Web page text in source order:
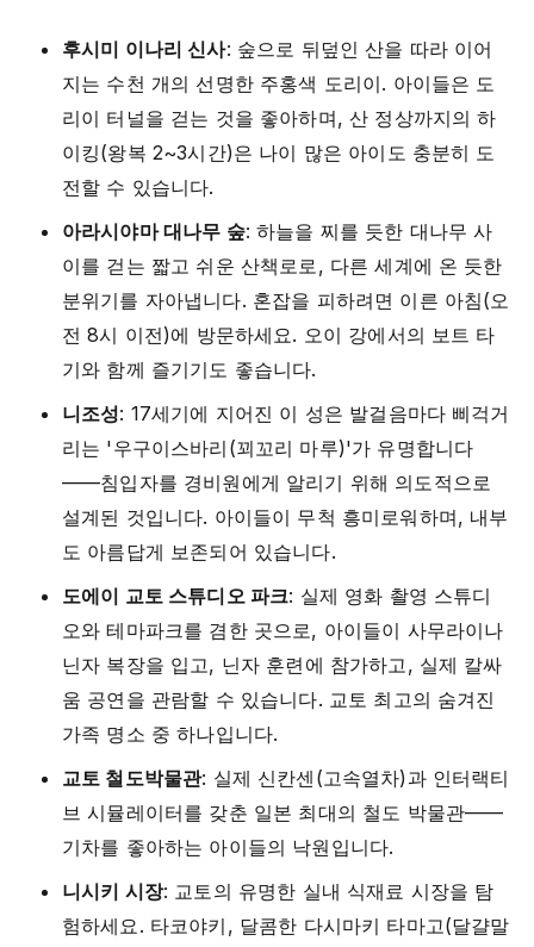
후시미 이나리 신사: 숲으로 뒤덮인 산을 따라 이어
지는 수천 개의 선명한 주홍색 도리이. 아이들은 도
리이 터널을 걷는 것을 좋아하며, 산 정상까지의 하
이킹(왕복 2~3시간)은 나이 많은 아이도 충분히 도
전할 수 있습니다.
아라시야마 대나무 숲: 하늘을 찌를 듯한 대나무 사
이를 걷는 짧고 쉬운 산책로로, 다른 세계에 온 듯한
분위기를 자아냅니다. 혼잡을 피하려면 이른 아침(오
전 8시 이전)에 방문하세요. 오이 강에서의 보트 타
기와 함께 즐기기도 좋습니다.
니조성: 17세기에 지어진 이 성은 발걸음마다 삐걱거
리는 '우구이스바리(꾀꼬리 마루)'가 유명합니다
——침입자를 경비원에게 알리기 위해 의도적으로
설계된 것입니다. 아이들이 무척 흥미로워하며, 내부
도 아름답게 보존되어 있습니다.
도에이 교토 스튜디오 파크: 실제 영화 촬영 스튜디
오와 테마파크를 겸한 곳으로, 아이들이 사무라이나
닌자 복장을 입고, 닌자 훈련에 참가하고, 실제 칼싸
움 공연을 관람할 수 있습니다. 교토 최고의 숨겨진
가족 명소 중 하나입니다.
교토 철도박물관: 실제 신칸센(고속열차)과 인터랙티
브 시뮬레이터를 갖춘 일본 최대의 철도 박물관——
기차를 좋아하는 아이들의 낙원입니다.
니시키 시장: 교토의 유명한 실내 식재료 시장을 탐
험하세요. 타코야키, 달콤한 다시마키 타마고(달걀말